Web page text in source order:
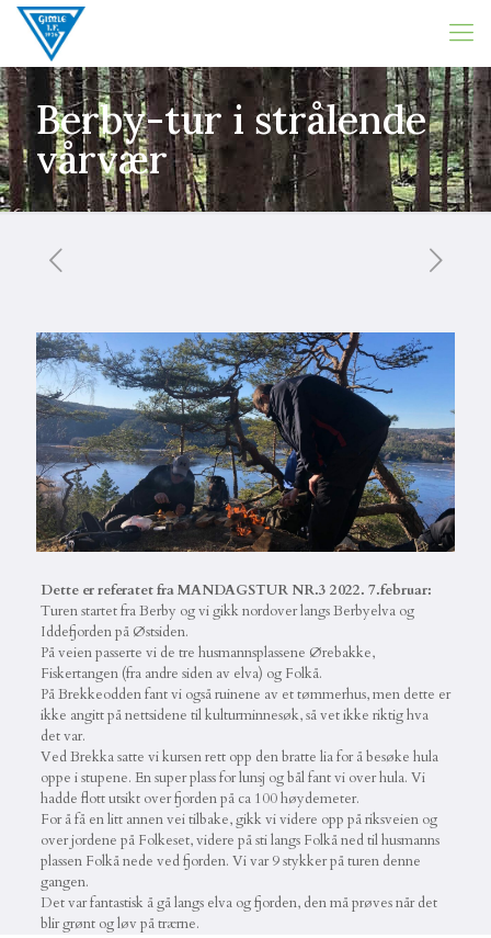
Berby-tur i strålende
vårvær
Dette er referatet fra MANDAGSTUR NR.3 2022. 7.februar:
Turen startet fra Berby og vi gikk nordover langs Berbyelva og
Iddefjorden på Østsiden.
På veien passerte vi de tre husmannsplassene Ørebakke,
Fiskertangen (fra andre siden av elva) og Folkå.
På Brekkeodden fant vi også ruinene av et tømmerhus, men dette er
ikke angitt på nettsidene til kulturminnesøk, så vet ikke riktig hva
det var.
Ved Brekka satte vi kursen rett opp den bratte lia for å besøke hula
oppe i stupene. En super plass for lunsj og bål fant vi over hula. Vi
hadde flott utsikt over fjorden på ca 100 høydemeter.
For å få en litt annen vei tilbake, gikk vi videre opp på riksveien og
over jordene på Folkeset, videre på sti langs Folkå ned til husmanns
plassen Folkå nede ved fjorden. Vi var 9 stykker på turen denne
gangen.
Det var fantastisk å gå langs elva og fjorden, den må prøves når det
blir grønt og løv på trærne.